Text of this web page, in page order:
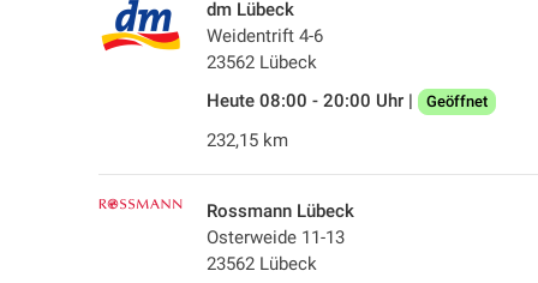
dm Lübeck
Weidentrift 4-6
23562 Lübeck
Heute 08:00 - 20:00 Uhr |
Geöffnet
232,15 km
Rossmann Lübeck
Osterweide 11-13
23562 Lübeck